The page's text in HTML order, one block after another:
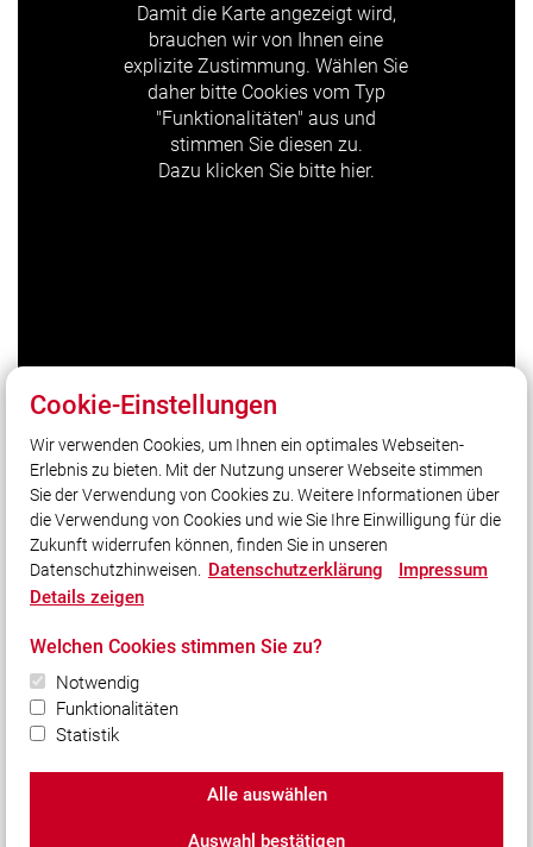
Damit die Karte angezeigt wird,
brauchen wir von Ihnen eine
explizite Zustimmung. Wählen Sie
daher bitte Cookies vom Typ
"Funktionalitäten" aus und
stimmen Sie diesen zu.
Dazu klicken Sie bitte hier.
Unser Leitsatz
Retten – Löschen – Bergen – Schützen
Social Media
Bleiben Sie mit uns in Kontakt und vernetzen Sie sich
mit uns!
© 2026 Freiwillige Feuerwehr Neustift
Cookie-Einstellungen
Wir verwenden Cookies, um Ihnen ein optimales Webseiten-
Erlebnis zu bieten. Mit der Nutzung unserer Webseite stimmen
Sie der Verwendung von Cookies zu. Weitere Informationen über
die Verwendung von Cookies und wie Sie Ihre Einwilligung für die
Zukunft widerrufen können, finden Sie in unseren
Datenschutzhinweisen. Datenschutzerklärung
Impressum
Details zeigen
Welchen Cookies stimmen Sie zu?
Notwendig
Funktionalitäten
Statistik
Alle auswählen
Auswahl bestätigen